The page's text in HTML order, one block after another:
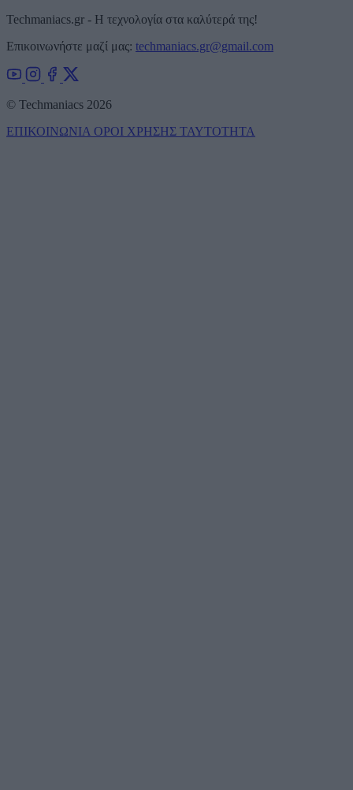
Techmaniacs.gr - Η τεχνολογία στα καλύτερά της!
Επικοινωνήστε μαζί μας: techmaniacs.gr@gmail.com
© Techmaniacs 2026
ΕΠΙΚΟΙΝΩΝΙΑ ΟΡΟΙ ΧΡΗΣΗΣ ΤΑΥΤΟΤΗΤΑ